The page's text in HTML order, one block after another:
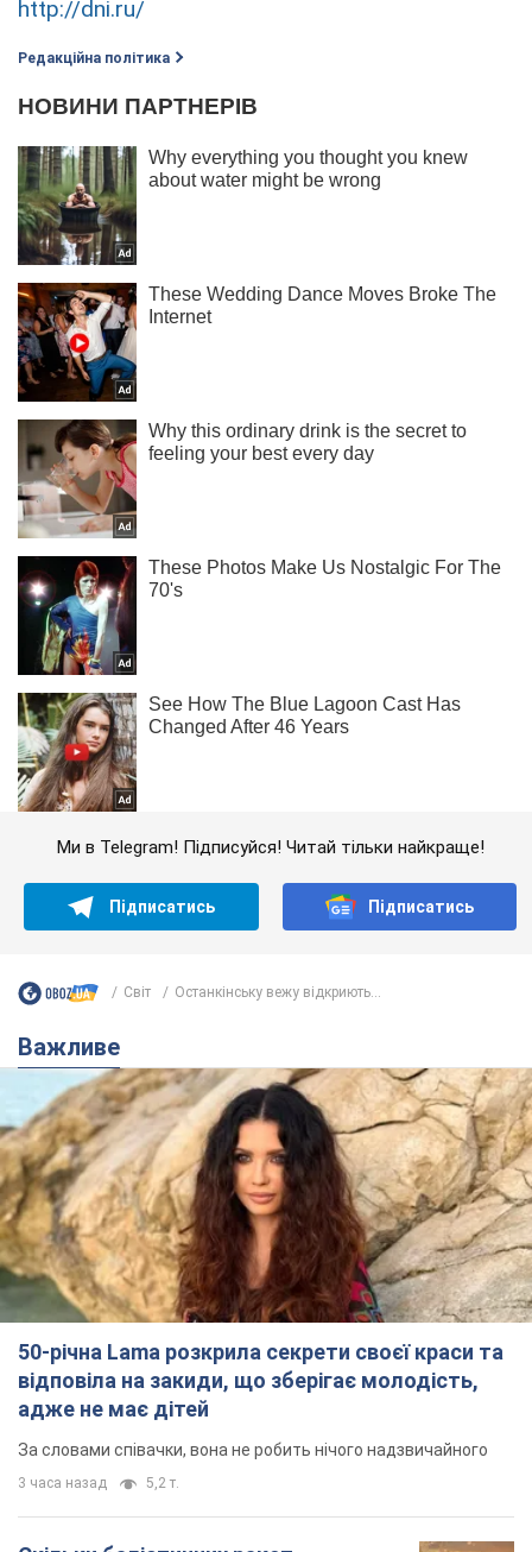
http://dni.ru/
Редакційна політика
Ми в Telegram! Підписуйся! Читай тільки найкраще!
Підписатись Підписатись
Світ Останкінську вежу відкриють...
Важливе
50-річна Lama розкрила секрети своєї краси та
відповіла на закиди, що зберігає молодість,
адже не має дітей
За словами співачки, вона не робить нічого надзвичайного
3 часа назад 5,2 т.